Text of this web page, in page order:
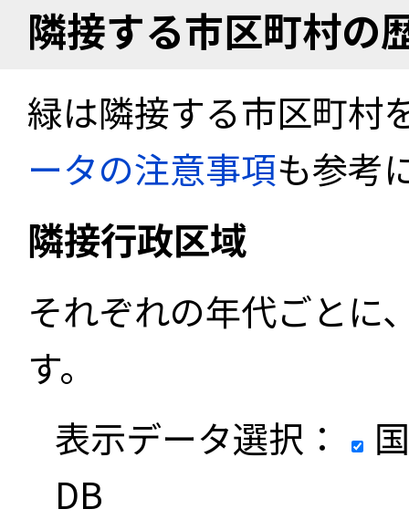
隣接する市区町村の
緑は隣接する市区町村
ータの注意事項も参考
隣接行政区域
それぞれの年代ごとに
す。
表示データ選択：
DB